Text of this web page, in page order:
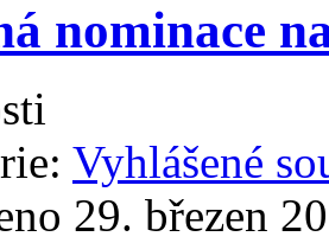
nominace
Vyhlášené
29. březen